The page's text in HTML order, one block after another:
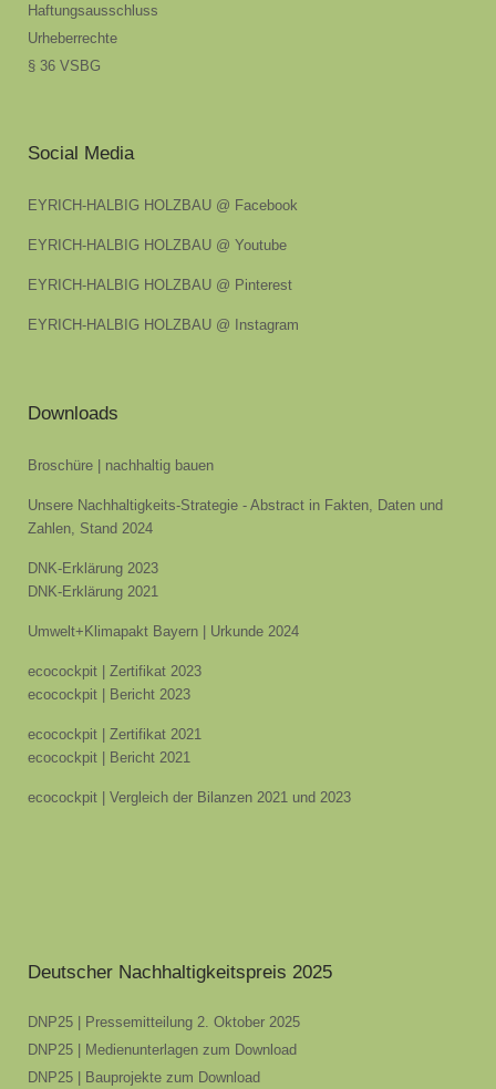
Haftungsausschluss
Urheberrechte
§ 36 VSBG
Social Media
EYRICH-HALBIG HOLZBAU @ Facebook
EYRICH-HALBIG HOLZBAU @ Youtube
EYRICH-HALBIG HOLZBAU @ Pinterest
EYRICH-HALBIG HOLZBAU @ Instagram
Downloads
Broschüre | nachhaltig bauen
Unsere Nachhaltigkeits-Strategie - Abstract in Fakten, Daten und
Zahlen, Stand 2024
DNK-Erklärung 2023
DNK-Erklärung 2021
Umwelt+Klimapakt Bayern | Urkunde 2024
ecocockpit | Zertifikat 2023
ecocockpit | Bericht 2023
ecocockpit | Zertifikat 2021
ecocockpit | Bericht 2021
ecocockpit | Vergleich der Bilanzen 2021 und 2023
Deutscher Nachhaltigkeitspreis 2025
DNP25 | Pressemitteilung 2. Oktober 2025
DNP25 | Medienunterlagen zum Download
DNP25 | Bauprojekte zum Download